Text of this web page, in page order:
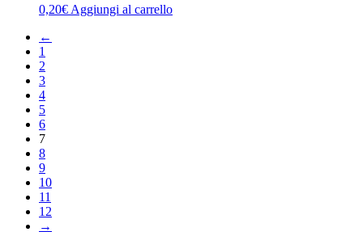
0,20€Aggiungi al carrello
←
1
2
3
4
5
6
7
8
9
10
11
12
→